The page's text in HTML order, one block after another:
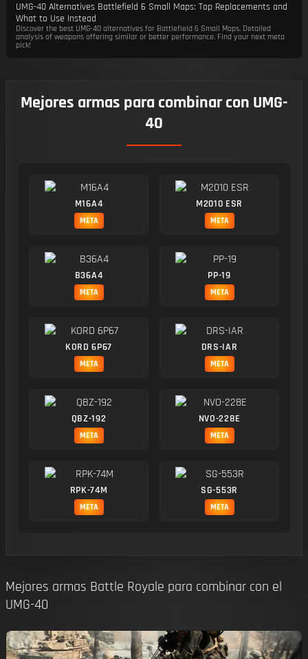
UMG-40 Alternatives Battlefield 6 Small Maps: Top Replacements and
What to Use Instead
Discover the best UMG-40 alternatives for Battlefield 6 Small Maps. Detailed
analysis of weapons offering similar or better performance. Find your next meta
pick!
Mejores armas para combinar con UMG-
40
M16A4
META
M2010 ESR
META
B36A4
META
PP-19
META
KORD 6P67
META
DRS-IAR
META
QBZ-192
META
NVO-228E
META
RPK-74M
META
SG-553R
META
Mejores armas Battle Royale para combinar con el
UMG-40